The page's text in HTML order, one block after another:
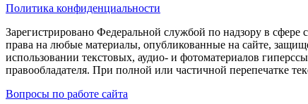
Политика конфиденциальности
Зарегистрировано Федеральной службой по надзору в
права на любые материалы, опубликованные на сайте,
использовании текстовых, аудио- и фотоматериалов
правообладателя. При полной или частичной перепечатке
Вопросы по работе сайта